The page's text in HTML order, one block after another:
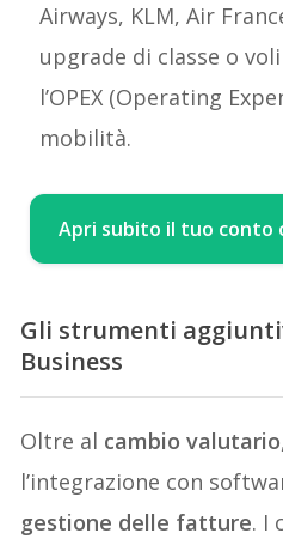
Airways, KLM, Air
upgrade di classe o
l’OPEX (Operating
mobilità.
Apri subito il tuo conto
Gli strumenti
Business
Oltre al cambio valutario
l’integrazione con
gestione delle fatture. I